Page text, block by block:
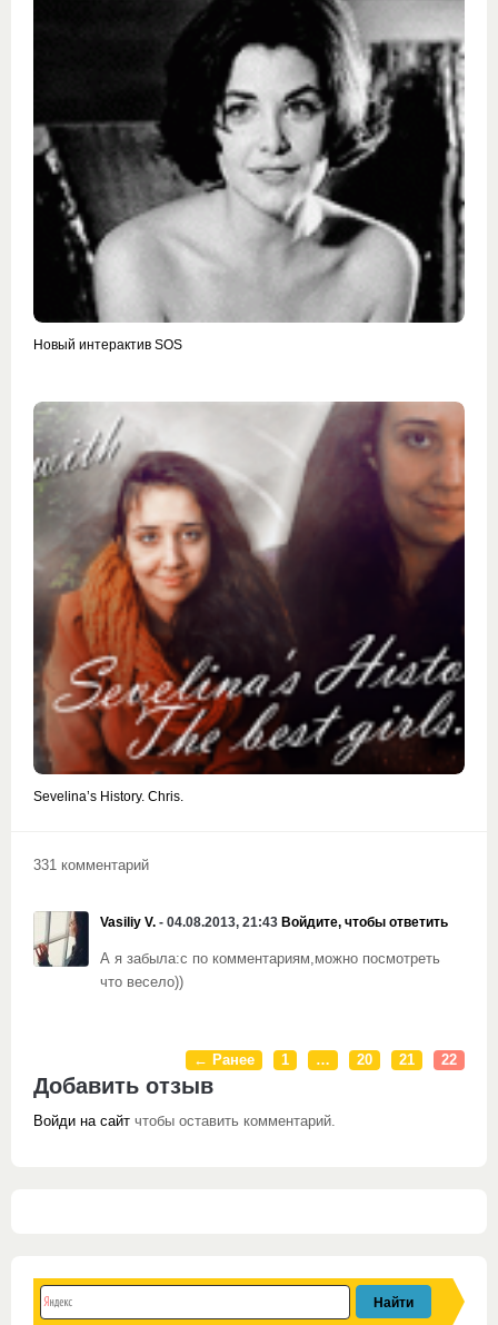
Новый интерактив SOS
Sevelina’s History. Chris.
331 комментарий
Vasiliy V. - 04.08.2013, 21:43 Войдите, чтобы ответить
А я забыла:с по комментариям,можно посмотреть
что весело))
← Ранее 1 … 20 21 22
Добавить отзыв
Войди на сайт чтобы оставить комментарий.